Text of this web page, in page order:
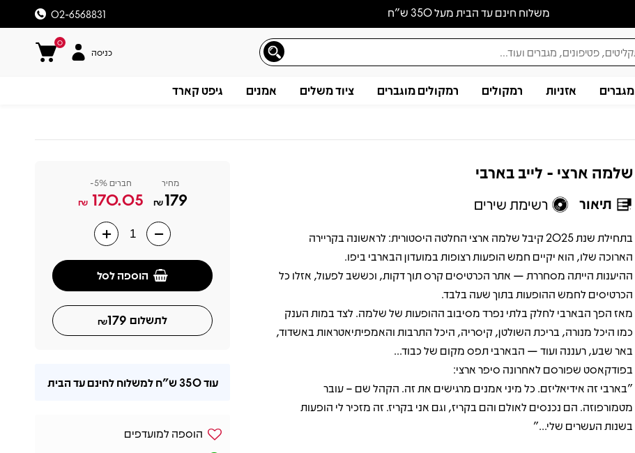
משלוח חינם עד הבית מעל 350 ש״ח 02-6568831
0
כניסה
מגברים אזניות רמקולים רמקולים מוגברים ציוד משלים אמנים גיפט קארד
שלמה ארצי - לייב בארבי
תיאור רשימת שירים
בתחילת שנת 2025 קיבל שלמה ארצי החלטה היסטורית: לראשונה בקריירה
הארוכה שלו, הוא יקיים חמש הופעות רצופות במועדון הבארבי ביפו.
ההיענות הייתה מסחררת — אתר הכרטיסים קרס תוך דקות, וכששב לפעול, אזלו כל
הכרטיסים לחמש ההופעות בתוך שעה בלבד.
מאז הפך הבארבי לחלק בלתי נפרד מסיבוב ההופעות של שלמה. לצד במות הענק
כמו היכל מנורה, בריכת השולטן, קיסריה, היכל התרבות והאמפיתיאטראות באשדוד,
באר שבע, רעננה ועוד — הבארבי תפס מקום של כבוד...
בפודקאסט שפורסם לאחרונה סיפר ארצי:
"בארבי זה אידיאליזם. כל מיני אמנים מרגישים את זה. הקהל שם – עובר
מטמורפוזה. הם נכנסים לאולם והם בקריז, וגם אני בקריז. זה מזכיר לי הופעות
בשנות העשרים שלי..."
מחיר
179
₪
חברים 5%-
170.05
₪
הוספה לסל
לתשלום 179
₪
עוד350 ש"ח למשלוח לחינם עד הבית
הוספה למועדפים